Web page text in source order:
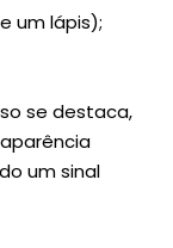
um lápis);
se destaca,
um sinal